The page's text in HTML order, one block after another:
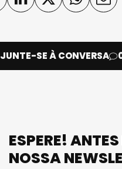
JUNTE-SE À CONVERSA
ESPERE!
NOSSA